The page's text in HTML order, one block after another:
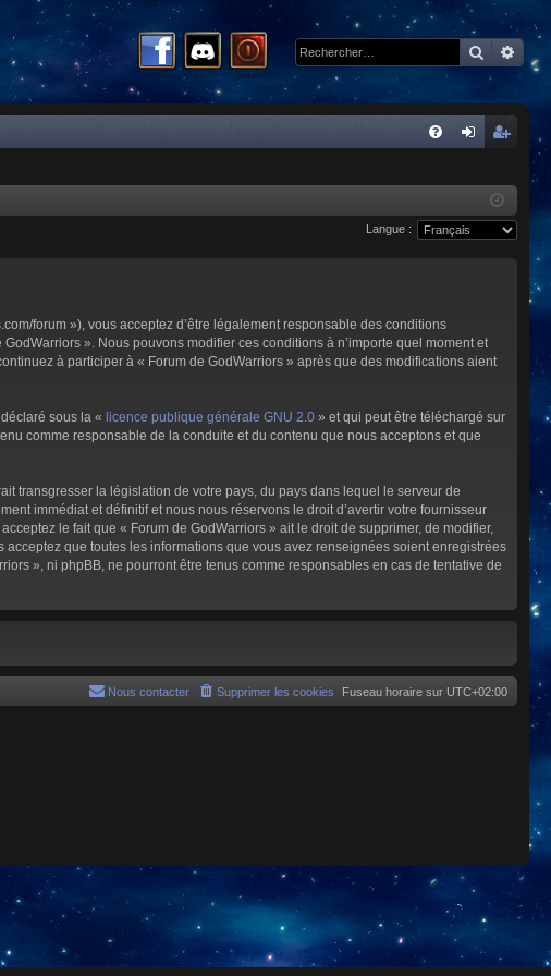
xi
cri
pti
Langue :
forum »), vous acceptez d’être légalement responsable des conditions
». Nous pouvons modifier ces conditions à n’importe quel moment et
à participer à « Forum de GodWarriors » après que des modifications aient
sous la « licence publique générale GNU 2.0 » et qui peut être téléchargé sur
comme responsable de la conduite et du contenu que nous acceptons et que
transgresser la législation de votre pays, du pays dans lequel le serveur de
immédiat et définitif et nous nous réservons le droit d’avertir votre fournisseur
le fait que « Forum de GodWarriors » ait le droit de supprimer, de modifier,
que toutes les informations que vous avez renseignées soient enregistrées
», ni phpBB, ne pourront être tenus comme responsables en cas de tentative de
Fuseau horaire sur UTC+02:00
Supprimer les cookies
Nous contacter